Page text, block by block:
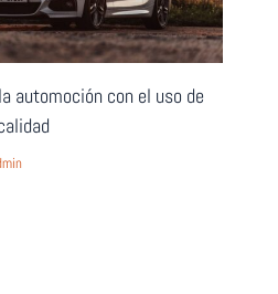
automoción con el uso de